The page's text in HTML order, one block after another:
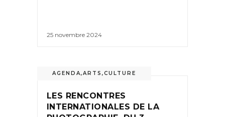
25 novembre 2024
AGENDA,ARTS ,CULTURE
LES RENCONTRES
INTERNATIONALES DE LA